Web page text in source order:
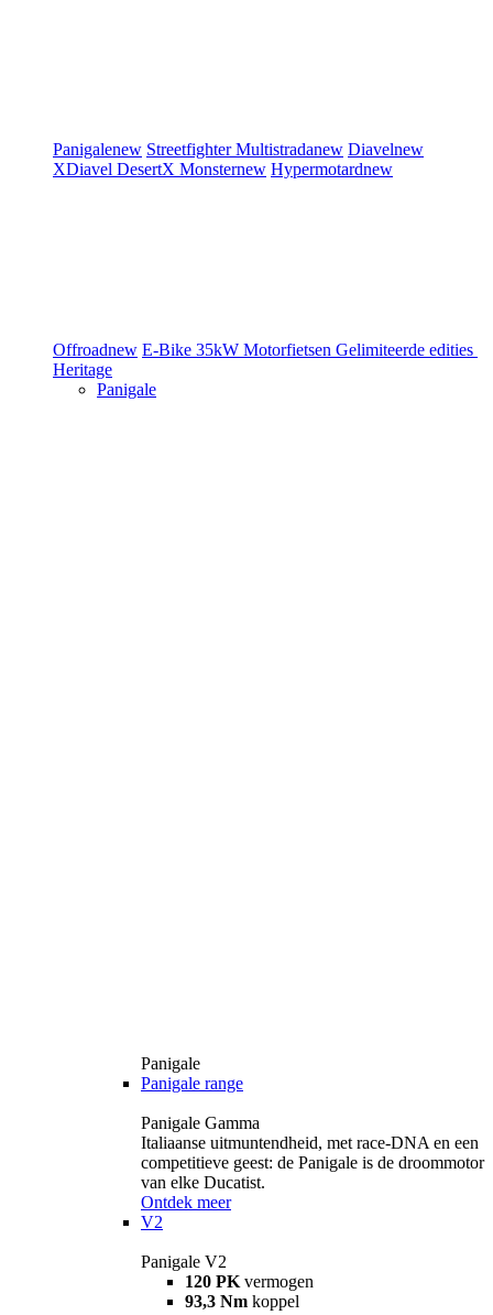
Panigalenew StreetfighterMultistradanew Diavelnew
XDiavel DesertX Monsternew Hypermotardnew
Offroadnew E-Bike 35kW Motorfietsen Gelimiteerde edities
Heritage
Panigale
Panigale
Panigale range
Panigale Gamma
Italiaanse uitmuntendheid, met race-DNA en een
competitieve geest: de Panigale is de droommotor
van elke Ducatist.
Ontdek meer
V2
Panigale V2
120 PK vermogen
93,3 Nm koppel